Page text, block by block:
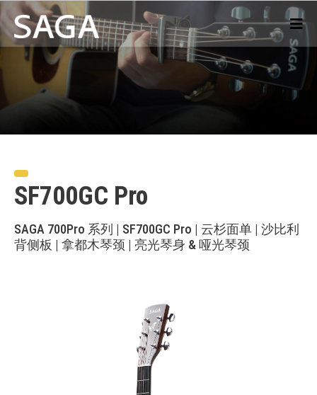
SF700GC Pro
SAGA 700Pro 系列 | SF700GC Pro | 云杉面单 | 沙比利
背侧板 | 拿都木琴颈 | 亮光琴身 & 哑光琴颈